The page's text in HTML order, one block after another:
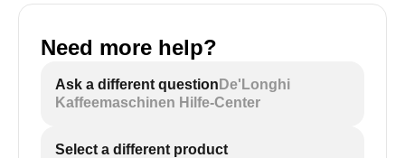
Need more help?
Ask a different question De'Longhi
Kaffeemaschinen Hilfe-Center
Select a different product